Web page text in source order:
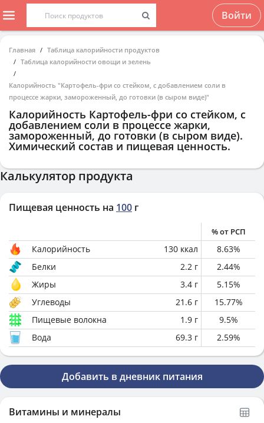
Войти
Главная
Таблица калорийности продуктов
Таблица калорийности овощи и зелень
Калорийность "Картофель-фри со стейком, с добавлением соли в
процессе жарки, замороженный, до готовки (в сыром виде)"
Калорийность Картофель-фри со стейком, с
добавлением соли в процессе жарки,
замороженный, до готовки (в сыром виде).
Химический состав и пищевая ценность.
Калькулятор продукта
Пищевая ценность на 100 г
% от РСП
Калорийность 130 ккал 8.63%
Белки
2.2 г 2.44%
Жиры
3.4 г 5.15%
Углеводы
21.6 г 15.77%
Пищевые волокна
1.9 г 9.5%
Вода
69.3 г 2.59%
Добавить в дневник питания
Витамины и минералы